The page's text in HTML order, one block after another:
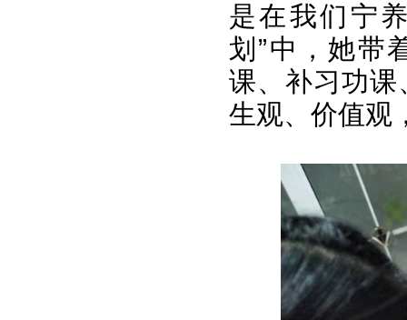
是在我们宁
划”中，她带
课、补习功
生观、价值观